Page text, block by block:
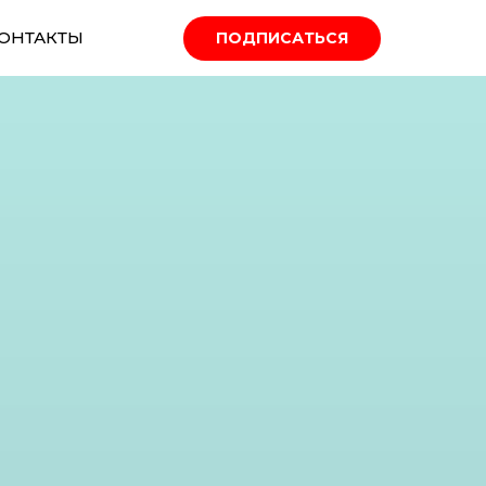
ПОДПИСАТЬСЯ